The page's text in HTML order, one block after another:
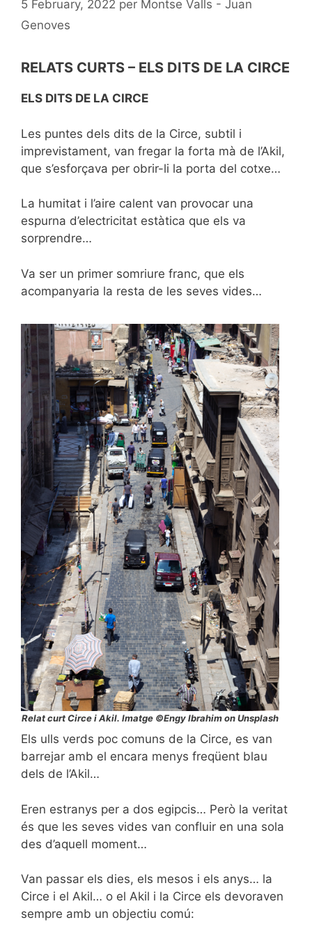
5 February, 2022 per Montse Valls - Juan
Genoves
RELATS CURTS – ELS DITS DE LA CIRCE
ELS DITS DE LA CIRCE
Les puntes dels dits de la Circe, subtil i
imprevistament, van fregar la forta mà de l’Akil,
que s’esforçava per obrir-li la porta del cotxe…
La humitat i l’aire calent van provocar una
espurna d’electricitat estàtica que els va
sorprendre…
Va ser un primer somriure franc, que els
acompanyaria la resta de les seves vides…
Relat curt Circe i Akil. Imatge ©Engy Ibrahim on Unsplash
Els ulls verds poc comuns de la Circe, es van
barrejar amb el encara menys freqüent blau
dels de l’Akil…
Eren estranys per a dos egipcis… Però la veritat
és que les seves vides van confluir en una sola
des d’aquell moment…
Van passar els dies, els mesos i els anys… la
Circe i el Akil… o el Akil i la Circe els devoraven
sempre amb un objectiu comú: